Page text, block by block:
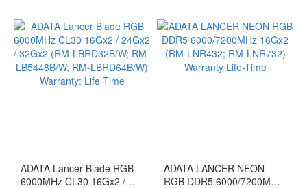
ADATA Lancer Blade RGB
6000MHz CL30 16Gx2 /
ADATA LANCER NEON
RGB DDR5 6000/7200MHz